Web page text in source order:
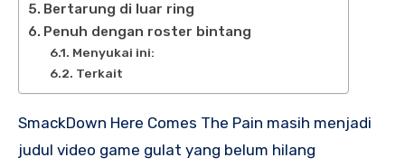
Bertarung di luar ring
Penuh dengan roster bintang
Menyukai ini:
Terkait
SmackDown Here Comes The Pain masih menjadi
judul video game gulat yang belum hilang